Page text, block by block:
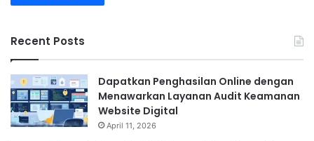
Recent Posts
Dapatkan Penghasilan Online dengan
Menawarkan Layanan Audit Keamanan
Website Digital
April 11, 2026